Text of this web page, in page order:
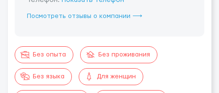
Посмотреть отзывы о компании ⟶
Без опыта Без проживания
Без языка Для женщин